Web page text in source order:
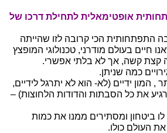
אופטימאלית לתחילת דרכו של
התפתחותית הכי קרובה לזו שהייתה
בעולם מודרני, טכנולוגי המופצץ
זה קצת קשה, אך לא בלתי אפשרי.
כמה שניתן.
, המון ידיים (לא- הוא לא יתרגל לידיים,
את כל הסבתות והדודות הלחוצות) –
לו ביטחון ומסתירים ממנו את כמות
העולם כולו.